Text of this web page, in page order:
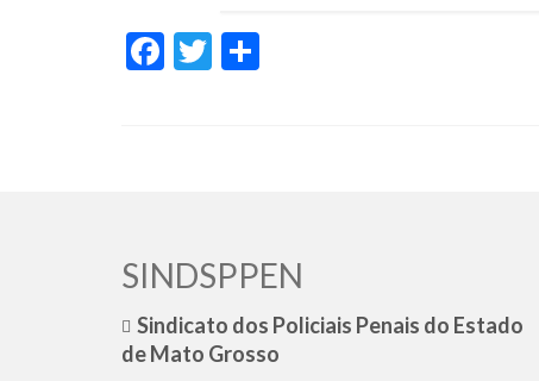
Facebook
Twitter
SINDSPPEN
Sindicato dos Policiais Penais do Estado
de Mato Grosso